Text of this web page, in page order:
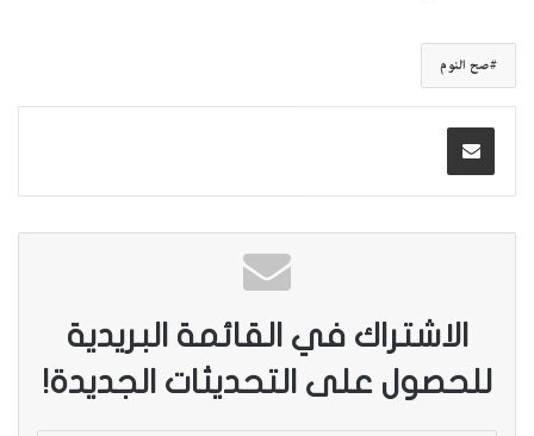
صح النوم
الاشتراك في القائمة البريدية
للحصول على التحديثات الجديدة!